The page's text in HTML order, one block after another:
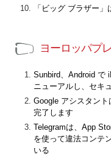
「ビッグ ブラザー
ヨーロッパプ
Sunbird、Android で
ニューアルし、セキ
Google アシスタン
完了します
Telegramは、App
を使って違法コンテ
いる